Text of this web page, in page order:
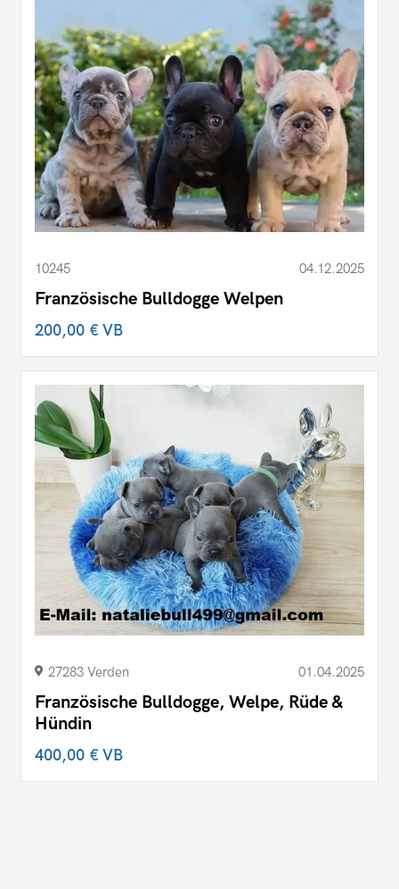
10245 04.12.2025
Französische Bulldogge Welpen
200,00 €VB
27283 Verden 01.04.2025
Französische Bulldogge, Welpe, Rüde &
Hündin
400,00 €VB